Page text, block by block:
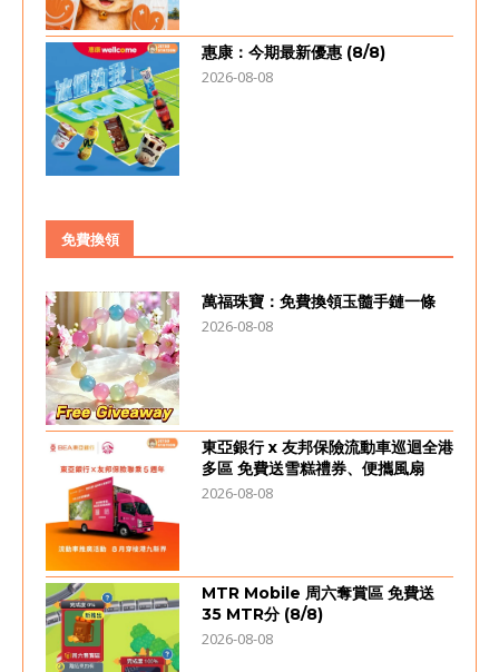
惠康：今期最新優惠 (8/8)
2026-08-08
免費換領
萬福珠寶：免費換領玉髓手鏈一條
2026-08-08
東亞銀行 x 友邦保險流動車巡迴全港
多區 免費送雪糕禮券、便攜風扇
2026-08-08
MTR Mobile 周六奪賞區 免費送
35 MTR分 (8/8)
2026-08-08